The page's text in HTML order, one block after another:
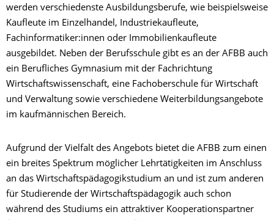
werden verschiedenste Ausbildungsberufe, wie beispielsweise
Kaufleute im Einzelhandel, Industriekaufleute,
Fachinformatiker:innen oder Immobilienkaufleute
ausgebildet. Neben der Berufsschule gibt es an der AFBB auch
ein Berufliches Gymnasium mit der Fachrichtung
Wirtschaftswissenschaft, eine Fachoberschule für Wirtschaft
und Verwaltung sowie verschiedene Weiterbildungsangebote
im kaufmännischen Bereich.
Aufgrund der Vielfalt des Angebots bietet die AFBB zum einen
ein breites Spektrum möglicher Lehrtätigkeiten im Anschluss
an das Wirtschaftspädagogikstudium an und ist zum anderen
für Studierende der Wirtschaftspädagogik auch schon
während des Studiums ein attraktiver Kooperationspartner